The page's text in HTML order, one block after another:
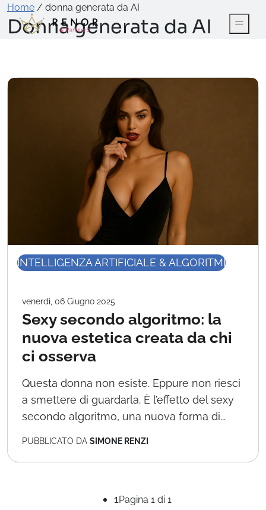
Home / donna generata da AI
Donna generata da AI
INTELLIGENZA ARTIFICIALE & ALGORITMI
venerdì, 06 Giugno 2025
Sexy secondo algoritmo: la
nuova estetica creata da chi
ci osserva
Questa donna non esiste. Eppure non riesci
a smettere di guardarla. È l’effetto del sexy
secondo algoritmo, una nuova forma di...
PUBBLICATO DA SIMONE RENZI
1Pagina 1 di 1